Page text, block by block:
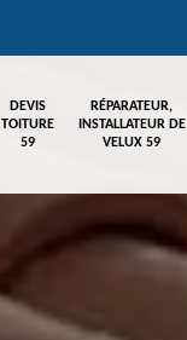
DEVIS
TOITURE
59
RÉPARATEUR,
INSTALLATEUR DE
VELUX 59